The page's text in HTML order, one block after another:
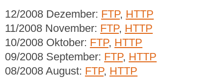
12/2008 Dezember: FTP, HTTP
11/2008 November: FTP, HTTP
10/2008 Oktober: FTP, HTTP
09/2008 September: FTP, HTTP
08/2008 August: FTP, HTTP